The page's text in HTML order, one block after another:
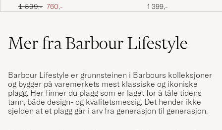
Sleeve Linen Shirt Brown/White
Ordinær pris
1 899,- Nedsatt pris
760,-
Navy Blue
1 399,-
Mer fra Barbour Lifestyle
Barbour Lifestyle er grunnsteinen i Barbours kolleksjoner
og bygger på varemerkets mest klassiske og ikoniske
plagg. Her finner du plagg som er laget for å tåle tidens
tann, både design- og kvalitetsmessig. Det hender ikke
sjelden at et plagg går i arv fra generasjon til generasjon.